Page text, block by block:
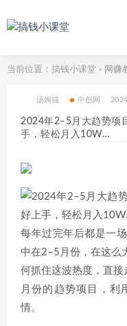
当前位置： 搞钱小课堂 > 网赚
汤姆猫 中创网
2024年2–5月大趋势项
手，轻松月入10W…
每年过完年后都是一
中在2–5月份，在这么
何抓住这波热度，直
月份的趋势项目，利
情。